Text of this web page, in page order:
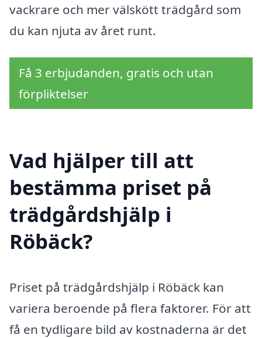
vackrare och mer välskött trädgård som
du kan njuta av året runt.
Få 3 erbjudanden, gratis och utan
förpliktelser
Vad hjälper till att
bestämma priset på
trädgårdshjälp i
Röbäck?
Priset på trädgårdshjälp i Röbäck kan
variera beroende på flera faktorer. För att
få en tydligare bild av kostnaderna är det